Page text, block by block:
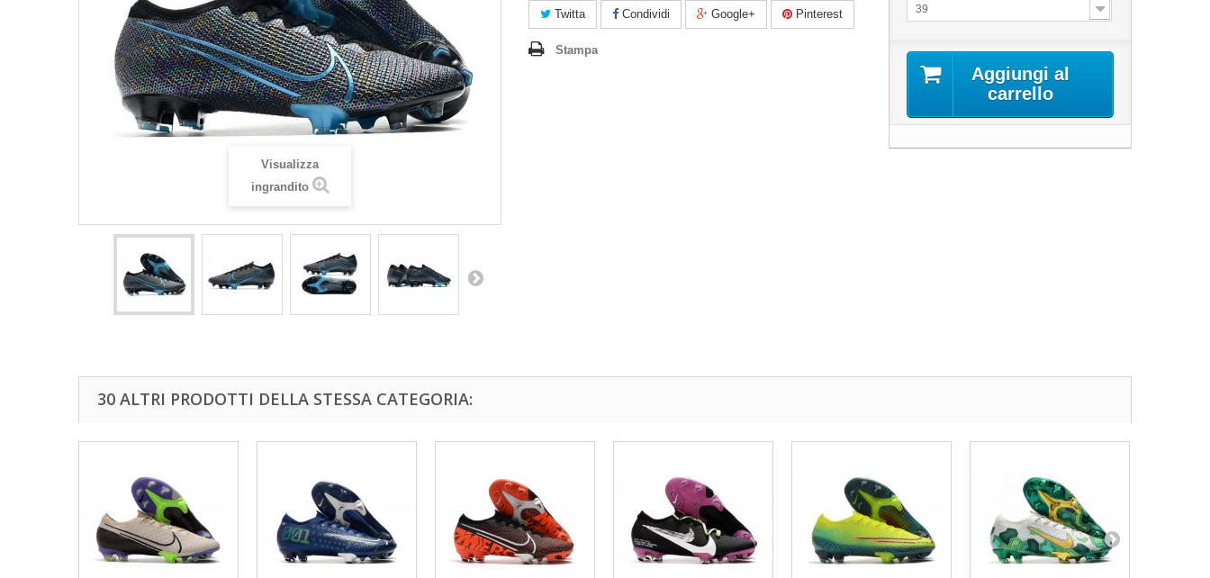
Visualizza
ingrandito
Twitta Condividi Google+ Pinterest
Stampa
39
Aggiungi al
carrello
30 ALTRI PRODOTTI DELLA STESSA CATEGORIA: